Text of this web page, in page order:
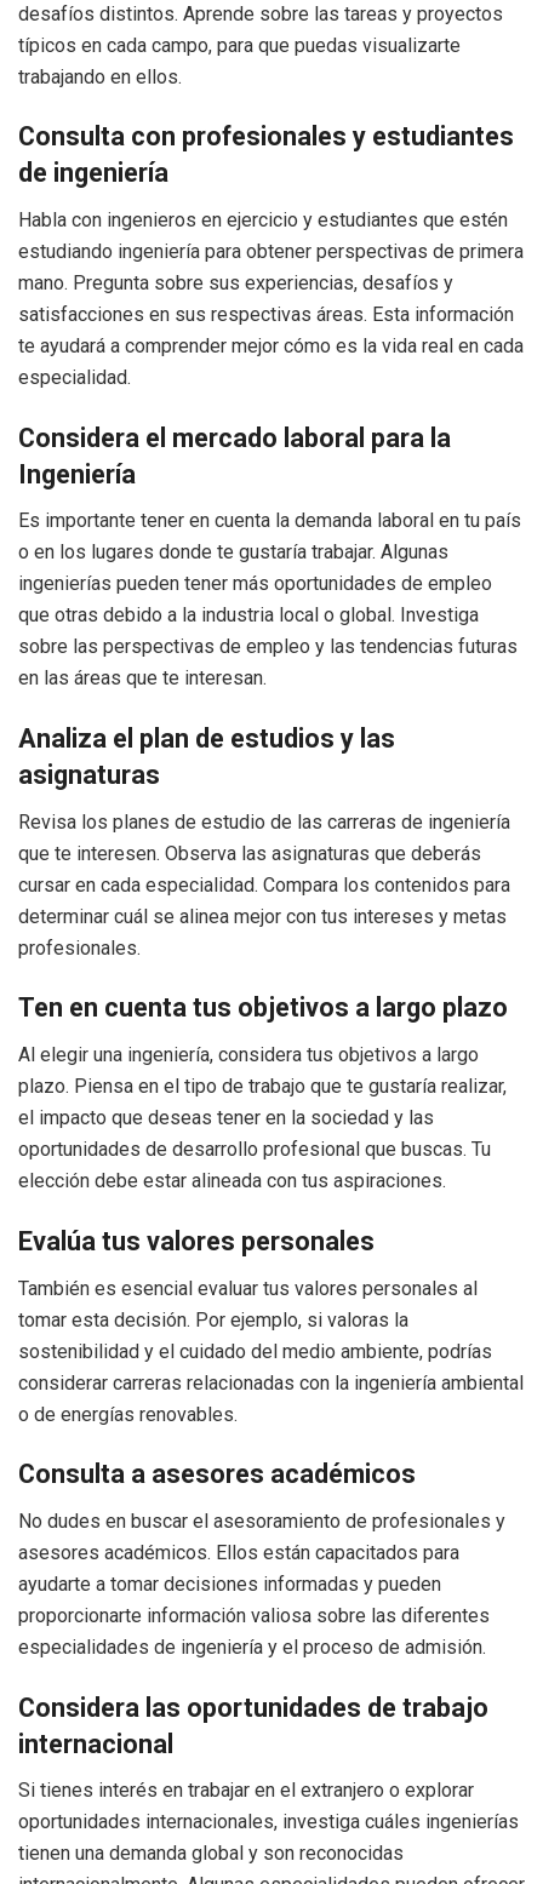
desafíos distintos. Aprende sobre las tareas y proyectos
típicos en cada campo, para que puedas visualizarte
trabajando en ellos.
Consulta con profesionales y estudiantes
de ingeniería
Habla con ingenieros en ejercicio y estudiantes que estén
estudiando ingeniería para obtener perspectivas de primera
mano. Pregunta sobre sus experiencias, desafíos y
satisfacciones en sus respectivas áreas. Esta información
te ayudará a comprender mejor cómo es la vida real en cada
especialidad.
Considera el mercado laboral para la
Ingeniería
Es importante tener en cuenta la demanda laboral en tu país
o en los lugares donde te gustaría trabajar. Algunas
ingenierías pueden tener más oportunidades de empleo
que otras debido a la industria local o global. Investiga
sobre las perspectivas de empleo y las tendencias futuras
en las áreas que te interesan.
Analiza el plan de estudios y las
asignaturas
Revisa los planes de estudio de las carreras de ingeniería
que te interesen. Observa las asignaturas que deberás
cursar en cada especialidad. Compara los contenidos para
determinar cuál se alinea mejor con tus intereses y metas
profesionales.
Ten en cuenta tus objetivos a largo plazo
Al elegir una ingeniería, considera tus objetivos a largo
plazo. Piensa en el tipo de trabajo que te gustaría realizar,
el impacto que deseas tener en la sociedad y las
oportunidades de desarrollo profesional que buscas. Tu
elección debe estar alineada con tus aspiraciones.
Evalúa tus valores personales
También es esencial evaluar tus valores personales al
tomar esta decisión. Por ejemplo, si valoras la
sostenibilidad y el cuidado del medio ambiente, podrías
considerar carreras relacionadas con la ingeniería ambiental
o de energías renovables.
Consulta a asesores académicos
No dudes en buscar el asesoramiento de profesionales y
asesores académicos. Ellos están capacitados para
ayudarte a tomar decisiones informadas y pueden
proporcionarte información valiosa sobre las diferentes
especialidades de ingeniería y el proceso de admisión.
Considera las oportunidades de trabajo
internacional
Si tienes interés en trabajar en el extranjero o explorar
oportunidades internacionales, investiga cuáles ingenierías
tienen una demanda global y son reconocidas